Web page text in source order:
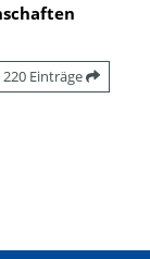
220 Einträge